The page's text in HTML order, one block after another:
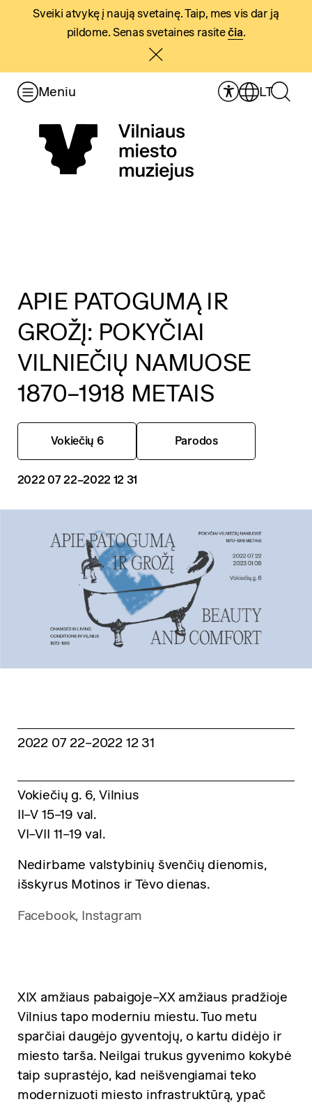
Sveiki atvykę į naują svetainę. Taip, mes vis dar ją
pildome. Senas svetaines rasitečia.
Meniu LT
Vokiečių 6 Parodos
APIE PATOGUMĄ IR
GROŽĮ: POKYČIAI
VILNIEČIŲ NAMUOSE
1870–1918 METAIS
2022 07 22–2022 12 31
XIX amžiaus pabaigoje–XX amžiaus pradžioje
Vilnius tapo moderniu miestu. Tuo metu
sparčiai daugėjo gyventojų, o kartu didėjo ir
miesto tarša. Neilgai trukus gyvenimo kokybė
taip suprastėjo, kad neišvengiamai teko
modernizuoti miesto infrastruktūrą, ypač
2022 07 22–2022 12 31
Vokiečių g. 6, Vilnius
II–V 15–19 val.
VI–VII 11–19 val.
Nedirbame valstybinių švenčių dienomis,
išskyrus Motinos ir Tėvo dienas.
Facebook, Instagram